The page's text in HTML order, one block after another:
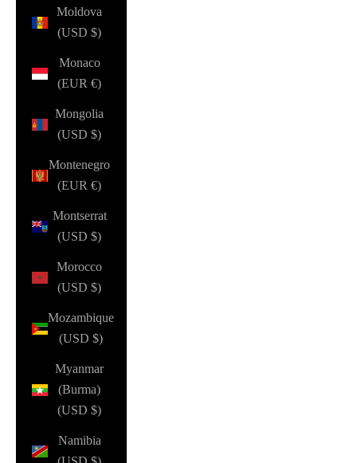
Moldova
(USD $)
Monaco
(EUR €)
Mongolia
(USD $)
Montenegro
(EUR €)
Montserrat
(USD $)
Morocco
(USD $)
Mozambique
(USD $)
Myanmar
(Burma)
(USD $)
Namibia